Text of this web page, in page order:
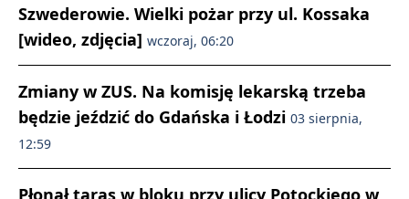
Szwederowie. Wielki pożar przy ul. Kossaka
[wideo, zdjęcia] wczoraj, 06:20
Zmiany w ZUS. Na komisję lekarską trzeba
będzie jeździć do Gdańska i Łodzi 03 sierpnia,
12:59
Płonął taras w bloku przy ulicy Potockiego w